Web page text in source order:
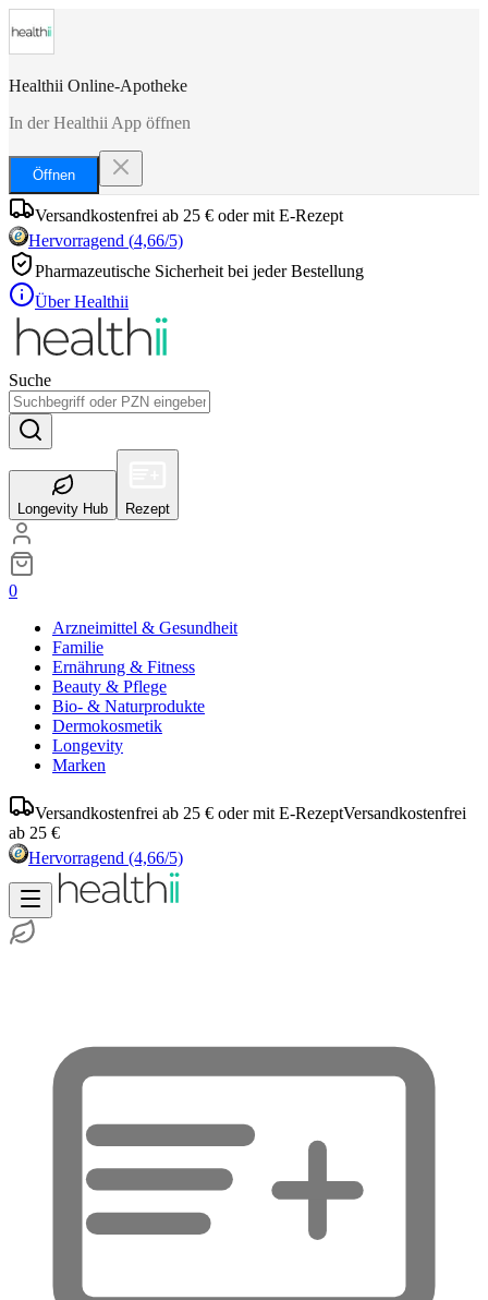
Healthii Online-Apotheke
In der Healthii App öffnen
Öffnen
Versandkostenfrei ab 25 € oder mit E-Rezept
Hervorragend (4,66/5)
Pharmazeutische Sicherheit bei jeder Bestellung
Über Healthii
Suche
Longevity Hub Rezept
0
Arzneimittel & Gesundheit
Familie
Ernährung & Fitness
Beauty & Pflege
Bio- & Naturprodukte
Dermokosmetik
Longevity
Marken
Versandkostenfrei ab 25 € oder mit E-RezeptVersandkostenfrei
ab 25 €
Hervorragend (4,66/5)